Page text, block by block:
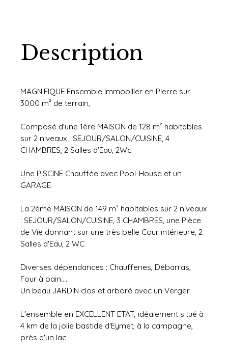
Description
MAGNIFIQUE Ensemble Immobilier en Pierre sur
3000 m² de terrain,
Composé d'une 1ère MAISON de 128 m² habitables
sur 2 niveaux : SEJOUR/SALON/CUISINE, 4
CHAMBRES, 2 Salles d'Eau, 2Wc
Une PISCINE Chauffée avec Pool-House et un
GARAGE
La 2ème MAISON de 149 m² habitables sur 2 niveaux
: SEJOUR/SALON/CUISINE, 3 CHAMBRES, une Pièce
de Vie donnant sur une très belle Cour intérieure, 2
Salles d'Eau, 2 WC
Diverses dépendances : Chaufferies, Débarras,
Four à pain.....
Un beau JARDIN clos et arboré avec un Verger
L'ensemble en EXCELLENT ETAT, idéalement situé à
4 km de la jolie bastide d'Eymet, à la campagne,
près d'un lac